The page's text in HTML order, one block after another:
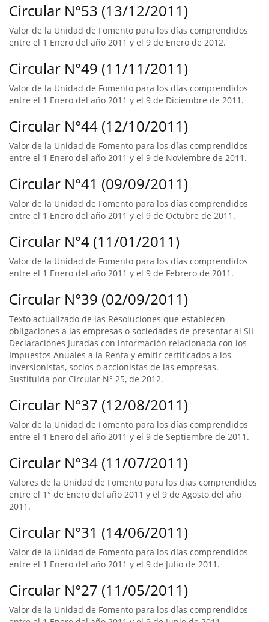
Circular N°53 (13/12/2011)
Valor de la Unidad de Fomento para los días comprendidos
entre el 1 Enero del año 2011 y el 9 de Enero de 2012.
Circular N°49 (11/11/2011)
Valor de la Unidad de Fomento para los días comprendidos
entre el 1 Enero del año 2011 y el 9 de Diciembre de 2011.
Circular N°44 (12/10/2011)
Valor de la Unidad de Fomento para los días comprendidos
entre el 1 Enero del año 2011 y el 9 de Noviembre de 2011.
Circular N°41 (09/09/2011)
Valor de la Unidad de Fomento para los días comprendidos
entre el 1 Enero del año 2011 y el 9 de Octubre de 2011.
Circular N°4 (11/01/2011)
Valor de la Unidad de Fomento para los días comprendidos
entre el 1 Enero del año 2011 y el 9 de Febrero de 2011.
Circular N°39 (02/09/2011)
Texto actualizado de las Resoluciones que establecen
obligaciones a las empresas o sociedades de presentar al SII
Declaraciones Juradas con información relacionada con los
Impuestos Anuales a la Renta y emitir certificados a los
inversionistas, socios o accionistas de las empresas.
Sustituída por Circular N° 25, de 2012.
Circular N°37 (12/08/2011)
Valor de la Unidad de Fomento para los días comprendidos
entre el 1 Enero del año 2011 y el 9 de Septiembre de 2011.
Circular N°34 (11/07/2011)
Valores de la Unidad de Fomento para los dias comprendidos
entre el 1° de Enero del año 2011 y el 9 de Agosto del año
2011.
Circular N°31 (14/06/2011)
Valor de la Unidad de Fomento para los días comprendidos
entre el 1 Enero del año 2011 y el 9 de Julio de 2011.
Circular N°27 (11/05/2011)
Valor de la Unidad de Fomento para los días comprendidos